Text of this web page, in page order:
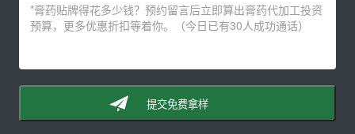
提交免费拿样